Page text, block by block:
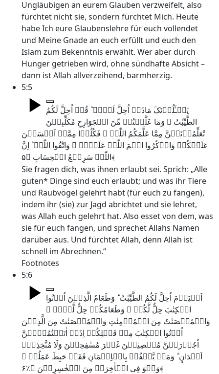
Ungläubigen an eurem Glauben verzweifelt, also
fürchtet nicht sie, sondern fürchtet Mich. Heute
habe Ich eure Glaubenslehre für euch vollendet
und Meine Gnade an euch erfüllt und euch den
Islam zum Bekenntnis erwählt. Wer aber durch
Hunger getrieben wird, ohne sündhafte Absicht –
dann ist Allah allverzeihend, barmherzig.
5:5
یَسۡـَٔلُوۡنَکَ مَاذَاۤ اُحِلَّ لَہُمۡ ؕ قُلۡ اُحِلَّ لَکُمُ
الطَّیِّبٰتُ ۙ وَمَا عَلَّمۡتُمۡ مِّنَ الۡجَوَارِحِ مُکَلِّبِیۡنَ
تُعَلِّمُوۡنَہُنَّ مِمَّا عَلَّمَکُمُ اللّٰہُ ۫ فَکُلُوۡا مِمَّاۤ اَمۡسَکۡنَ
عَلَیۡکُمۡ وَاذۡکُرُوا اسۡمَ اللّٰہِ عَلَیۡہِ ۪ وَاتَّقُوا اللّٰہَ ؕ اِنَّ
اللّٰہَ سَرِیۡعُ الۡحِسَابِ ﴿۵﴾
Sie fragen dich, was ihnen erlaubt sei. Sprich: „Alle
guten* Dinge sind euch erlaubt; und was ihr Tiere
und Raubvögel gelehrt habt (für euch zu fangen),
indem ihr (sie) zur Jagd abrichtet und sie lehret,
was Allah euch gelehrt hat. Also esset von dem, was
sie für euch fangen, und sprechet Allahs Namen
darüber aus. Und fürchtet Allah, denn Allah ist
schnell im Abrechnen.“
Footnotes
5:6
اَلۡیَوۡمَ اُحِلَّ لَکُمُ الطَّیِّبٰتُ ؕ وَطَعَامُ الَّذِیۡنَ اُوۡتُوا
الۡکِتٰبَ حِلٌّ لَّکُمۡ ۪ وَطَعَامُکُمۡ حِلٌّ لَّہُمۡ ۫
وَالۡمُحۡصَنٰتُ مِنَ الۡمُؤۡمِنٰتِ وَالۡمُحۡصَنٰتُ مِنَ الَّذِیۡنَ
اُوۡتُوا الۡکِتٰبَ مِنۡ قَبۡلِکُمۡ اِذَاۤ اٰتَیۡتُمُوۡہُنَّ
اُجُوۡرَہُنَّ مُحۡصِنِیۡنَ غَیۡرَ مُسٰفِحِیۡنَ وَلَا مُتَّخِذِیۡۤ
اَخۡدَانٍ ؕ وَمَنۡ یَّکۡفُرۡ بِالۡاِیۡمَانِ فَقَدۡ حَبِطَ عَمَلُہٗ ۫
وَہُوَ فِی الۡاٰخِرَۃِ مِنَ الۡخٰسِرِیۡنَ ﴿٪۶﴾